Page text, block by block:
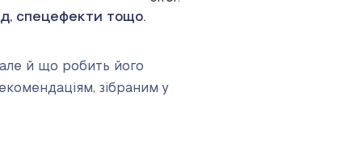
спецефекти тощо.
й що робить його
зібраним у